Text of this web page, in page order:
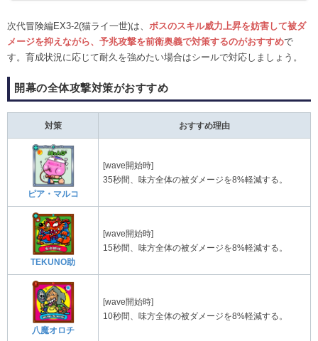
次代冒険編EX3-2(猫ライ一世)は、 ボスのスキル威力上昇を妨害して被ダ
メージを抑えながら、予兆攻撃を前衛奥義で対策するのがおすすめで
す。育成状況に応じて耐久を強めたい場合はシールで対応しましょう。
開幕の全体攻撃対策がおすすめ
対策 おすすめ理由
ピア・マルコ
[wave開始時]
35秒間、味方全体の被ダメージを8%軽減する。
TEKUNO助
[wave開始時]
15秒間、味方全体の被ダメージを8%軽減する。
八魔オロチ
[wave開始時]
10秒間、味方全体の被ダメージを8%軽減する。